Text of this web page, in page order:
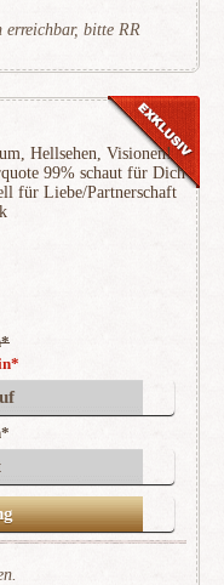
bitte RR
Hellsehen, Visionen!
99% schaut für Dich
für Liebe/Partnerschaft
*
*
*